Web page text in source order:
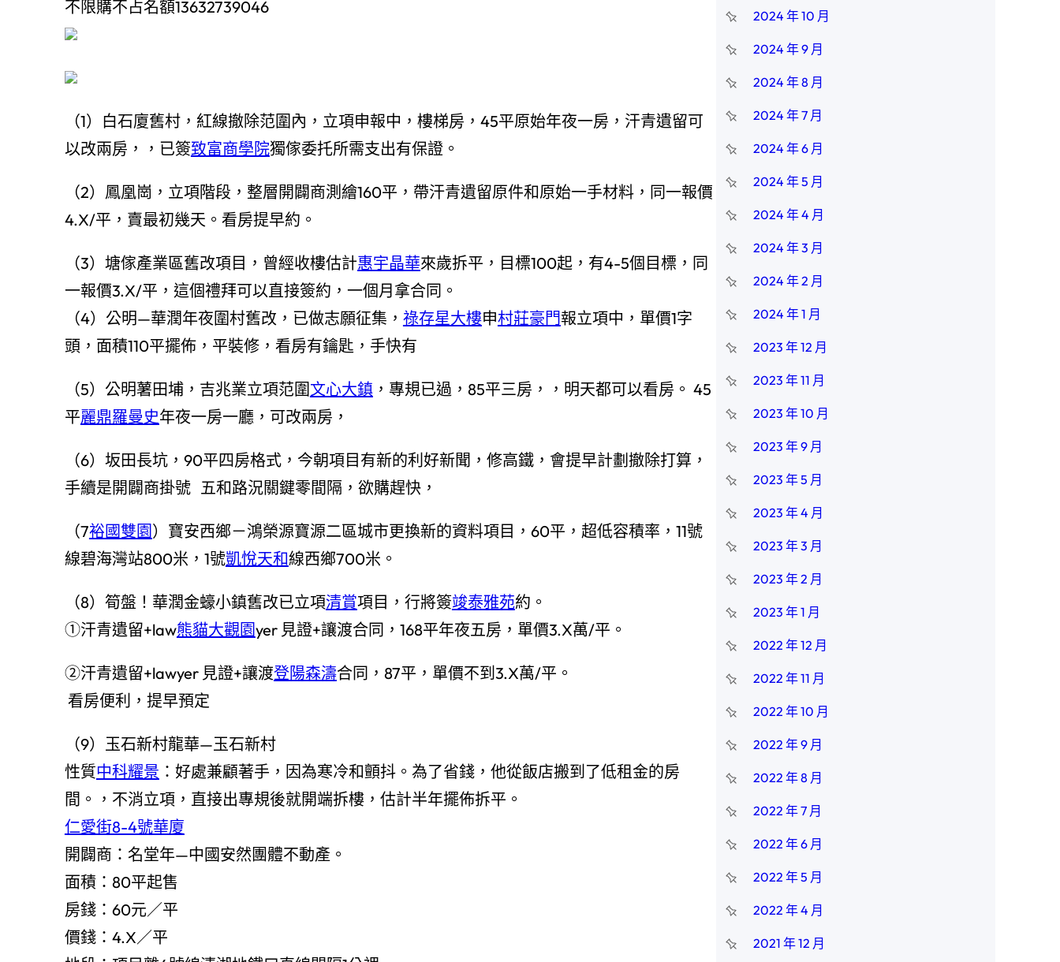
不限購不占名額13632739046
（1）白石廈舊村，紅線撤除范圍內，立項申報中，樓梯房，45平原始年夜一房，汗青遺留可
以改兩房，，已簽致富商學院獨傢委托所需支出有保證。
（2）鳳凰崗，立項階段，整層開闢商測繪160平，帶汗青遺留原件和原始一手材料，同一報價
4.X/平，賣最初幾天。看房提早約。
（3）塘傢產業區舊改項目，曾經收樓估計惠宇晶華來歲拆平，目標100起，有4-5個目標，同
一報價3.X/平，這個禮拜可以直接簽約，一個月拿合同。
（4）公明—華潤年夜圍村舊改，已做志願征集， 祿存星大樓申村莊豪門報立項中，單價1字
頭，面積110平擺佈，平裝修，看房有鑰匙，手快有
（5）公明薯田埔，吉兆業立項范圍文心大鎮，專規已過，85平三房，，明天都可以看房。 45
平麗鼎羅曼史年夜一房一廳，可改兩房，
（6）坂田長坑，90平四房格式，今朝項目有新的利好新聞，修高鐵，會提早計劃撤除打算，
手續是開闢商掛號 五和路況關鍵零間隔，欲購趕快，
（7裕國雙園）寶安西鄉－鴻榮源寶源二區城市更換新的資料項目，60平，超低容積率，11號
線碧海灣站800米，1號凱悅天和線西鄉700米。
（8）筍盤！華潤金蠔小鎮舊改已立項清賞項目，行將簽竣泰雅苑約。
①汗青遺留+law熊貓大觀園yer 見證+讓渡合同，168平年夜五房，單價3.X萬/平。
②汗青遺留+lawyer 見證+讓渡登陽森濤合同，87平，單價不到3.X萬/平。
看房便利，提早預定
（9）玉石新村龍華—玉石新村
性質中科耀景 ：好處兼顧著手，因為寒冷和顫抖。為了省錢，他從飯店搬到了低租金的房
間。，不消立項，直接出專規後就開端拆樓，估計半年擺佈拆平。
仁愛街8-4號華廈
開闢商：名堂年—中國安然團體不動產。
面積：80平起售
房錢：60元／平
價錢：4.X／平
2024 年 10 月
2024 年 9 月
2024 年 8 月
2024 年 7 月
2024 年 6 月
2024 年 5 月
2024 年 4 月
2024 年 3 月
2024 年 2 月
2024 年 1 月
2023 年 12 月
2023 年 11 月
2023 年 10 月
2023 年 9 月
2023 年 5 月
2023 年 4 月
2023 年 3 月
2023 年 2 月
2023 年 1 月
2022 年 12 月
2022 年 11 月
2022 年 10 月
2022 年 9 月
2022 年 8 月
2022 年 7 月
2022 年 6 月
2022 年 5 月
2022 年 4 月
2021 年 12 月